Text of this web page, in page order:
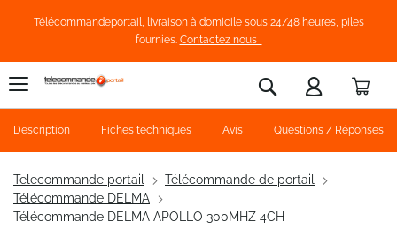
Télécommandeportail, livraison à domicile sous 24/48 heures, piles
fournies. Contactez nous !
Rechercher
Telecommande portail
Télécommande de portail
Télécommande DELMA
Télécommande DELMA APOLLO 300MHZ 4CH
Description Fiches techniques Avis Questions / Réponses